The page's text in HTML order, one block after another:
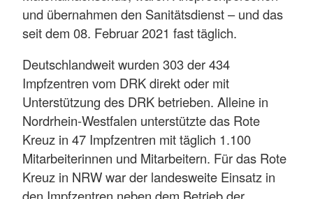
und übernahmen den Sanitätsdienst – und das
seit dem 08. Februar 2021 fast täglich.
Deutschlandweit wurden 303 der 434
Impfzentren vom DRK direkt oder mit
Unterstützung des DRK betrieben. Alleine in
Nordrhein-Westfalen unterstützte das Rote
Kreuz in 47 Impfzentren mit täglich 1.100
Mitarbeiterinnen und Mitarbeitern. Für das Rote
Kreuz in NRW war der landesweite Einsatz in